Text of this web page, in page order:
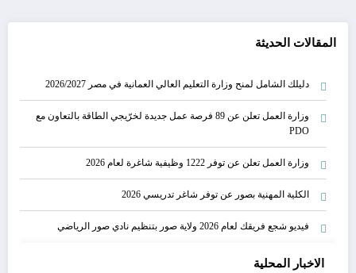
المقالات الحديثة
دليلك الشامل لمنح وزارة التعليم العالي العمانية في مصر 2026/2027
وزارة العمل تعلن عن 89 فرصة عمل جديدة لخرّيجي الطاقة بالتعاون مع
PDO
وزارة العمل تعلن عن توفر 1222 وظيفية شاغرة لعام 2026
الكلية المهنية بصور عن توفر شاغر تدريسي 2026
فيديو شجع فريقك لعام 2026 ولاية صور بتنظيم نادي صور الرياضي
الاخبار المحلية